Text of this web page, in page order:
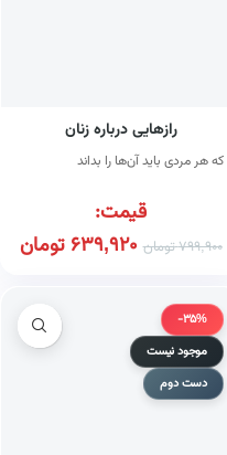
رازهایی درباره زنان
که هر مردی باید آن‌ها را بداند
قیمت:
799,900تومان 639,920 تومان
-35%
موجود نیست
دست دوم